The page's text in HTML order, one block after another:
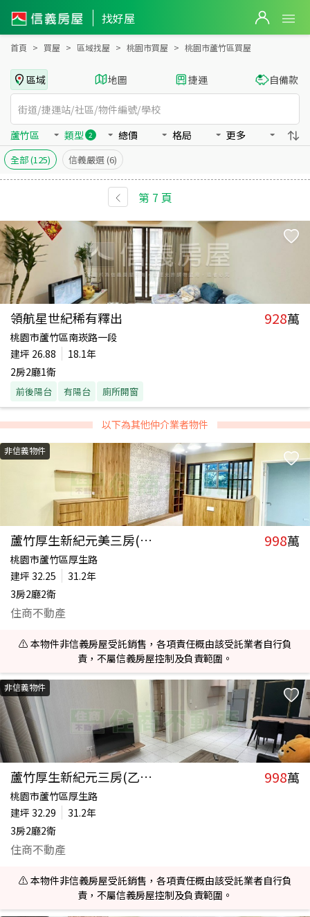
找好屋
桃園市蘆竹區買房：華廈、辦公房屋物件出售、房價分析
首頁 買屋 區域找屋 桃園市買屋 桃園市蘆竹區買屋
區域 地圖 捷運 自備款
蘆竹區 類型 2 總價 格局 更多
全部(125) 信義嚴選 (6)
第 7 頁
領航星世紀稀有釋出 928萬
桃園市蘆竹區南崁路一段
建坪 26.88
18.1年
2房2廳1衛
前後陽台 有陽台 廁所開窗
以下為其他仲介業者物件
非信義物件
蘆竹厚生新紀元美三房(乙工) 998萬
桃園市蘆竹區厚生路
建坪 32.25
31.2年
3房2廳2衛
住商不動產
⚠️ 本物件非信義房屋受託銷售，各項責任概由該受託業者自行負
責，不屬信義房屋控制及負責範圍。
非信義物件
蘆竹厚生新紀元三房(乙工) 998萬
桃園市蘆竹區厚生路
建坪 32.29
31.2年
3房2廳2衛
住商不動產
⚠️ 本物件非信義房屋受託銷售，各項責任概由該受託業者自行負
責，不屬信義房屋控制及負責範圍。